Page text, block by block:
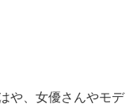
や、女優さんやモデ